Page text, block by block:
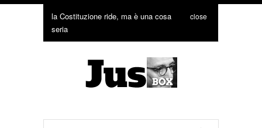
la Costituzione ride, ma è una cosa
seria
close